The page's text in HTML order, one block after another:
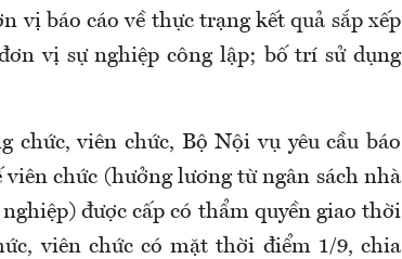
vị báo cáo về thực trạng kết quả sắp xếp
vị sự nghiệp công lập; bố trí sử dụng
chức, viên chức, Bộ Nội vụ yêu cầu báo
chức (hưởng lương từ ngân sách nhà
được cấp có thẩm quyền giao thời
viên chức có mặt thời điểm 1/9, chia